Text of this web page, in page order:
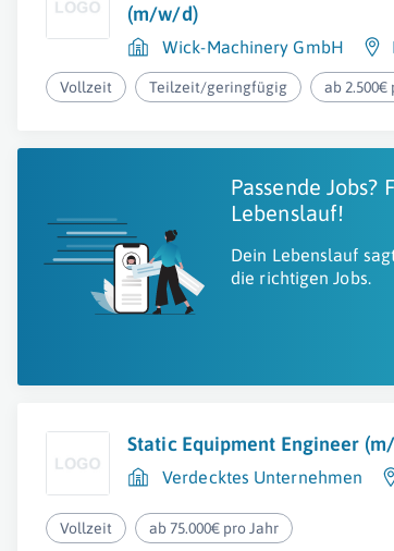
(m/w/d)
Wick-Machinery GmbH
Vollzeit Teilzeit/geringfügig ab
Passende
Lebenslauf!
Dein Lebenslauf
die richtigen Jobs.
Static Equipment Engineer
Verdecktes Unternehmen
Vollzeit ab 75.000€ pro Jahr